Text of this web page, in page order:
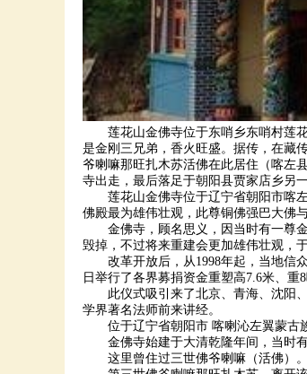
莲花山金佛寺位于东哨乡东哨村莲花
是金刚三兄弟，香火旺盛。据传，在藏
爷喇嘛那旺扎木苏活佛在此居住（喀左
寺出走，最后落足于朝阳县贾家店乡另
莲花山金佛寺位于辽宁省朝阳市喀左
佛殿最为雄伟壮观，此尊铜佛强巴大佛
金佛寺，顾名思义，因当时有一尊金
毁掉，不过将来重建会更加雄伟壮观，
改革开放后，从 1998年起，当地信
日举行了各界募捐资金重塑高7.6米、
此仪式吸引来了北京、青海、沈阳
学界著名法师前来讲经。
位于辽宁省朝阳市 喀喇沁左翼蒙古
金佛寺始建于大清乾隆年间，当时
这里曾住过三世佛爷喇嘛（活佛）